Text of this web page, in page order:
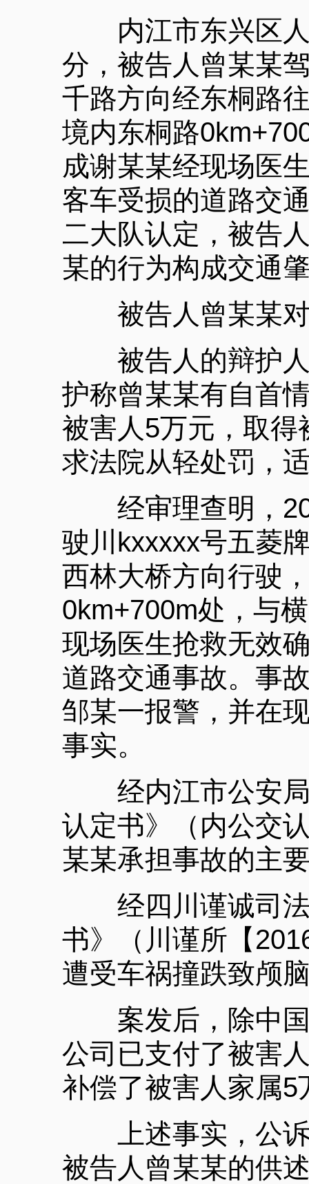
内江市东兴区人
分，被告人曾某某
千路方向经东桐路
境内东桐路
成谢某某经现场医
客车受损的道路交
二大队认定，被告
某的行为构成交通
被告人曾某某对
被告人的辩护人
护称曾某某有自首
被害人5万元，取
求法院从轻处罚，
经审理查明，
驶川kxxxxx号五菱
西林大桥方向行驶
0km+700m处，与
现场医生抢救无效
道路交通事故。事
邹某一报警，并在
事实。
经内江市公安局
认定书》（内公交
某某承担事故的主
经四川谨诚司法
书》（川谨所【
遭受车祸撞跌致颅
案发后，除中国
公司已支付了被害
补偿了被害人家属
上述事实，公诉
被告人曾某某的供